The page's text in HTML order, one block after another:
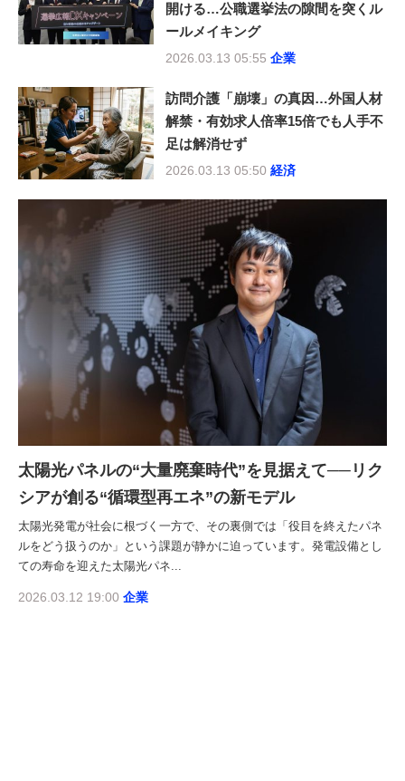
開ける…公職選挙法の隙間を突くル
ールメイキング
2026.03.13 05:55 企業
訪問介護「崩壊」の真因…外国人材
解禁・有効求人倍率15倍でも人手不
足は解消せず
2026.03.13 05:50 経済
太陽光パネルの“大量廃棄時代”を見据えて──リク
シアが創る“循環型再エネ”の新モデル
太陽光発電が社会に根づく一方で、その裏側では「役目を終えたパネ
ルをどう扱うのか」という課題が静かに迫っています。発電設備とし
ての寿命を迎えた太陽光パネ...
2026.03.12 19:00 企業